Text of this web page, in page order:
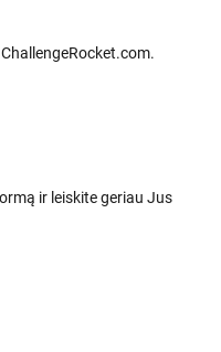
ir leiskite geriau Jus